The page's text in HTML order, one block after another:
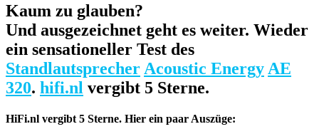
Kaum zu glauben?
Und ausgezeichnet geht es weiter. Wieder
ein sensationeller Test des
Standlautsprecher Acoustic Energy AE
320. hifi.nl vergibt 5 Sterne.
HiFi.nl vergibt 5 Sterne. Hier ein paar Auszüge: